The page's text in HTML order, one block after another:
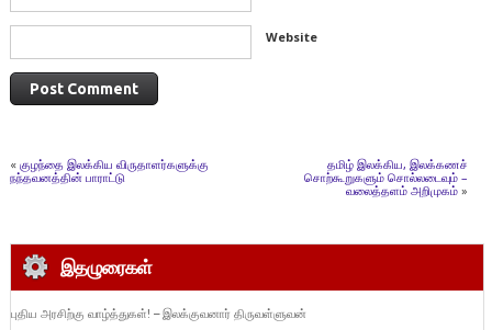
Website
« குழந்தை இலக்கிய விருதாளர்களுக்கு
நந்தவனத்தின் பாராட்டு
தமிழ் இலக்கிய, இலக்கணச்
சொற்கூறுகளும் சொல்லடைவும் –
வலைத்தளம் அறிமுகம் »
இதழுரைகள்
புதிய அரசிற்கு வாழ்த்துகள்! – இலக்குவனார் திருவள்ளுவன்